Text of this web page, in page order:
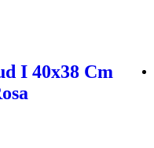
I 40x38 Cm